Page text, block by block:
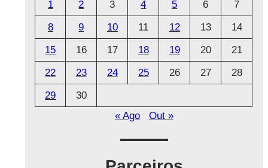
1 2 3 4 5 6
7
8
9 10 11 12 13
14
15
16 17 18 19 20
21
22
23 24 25 26 27
28
29
30
« Ago
Out »